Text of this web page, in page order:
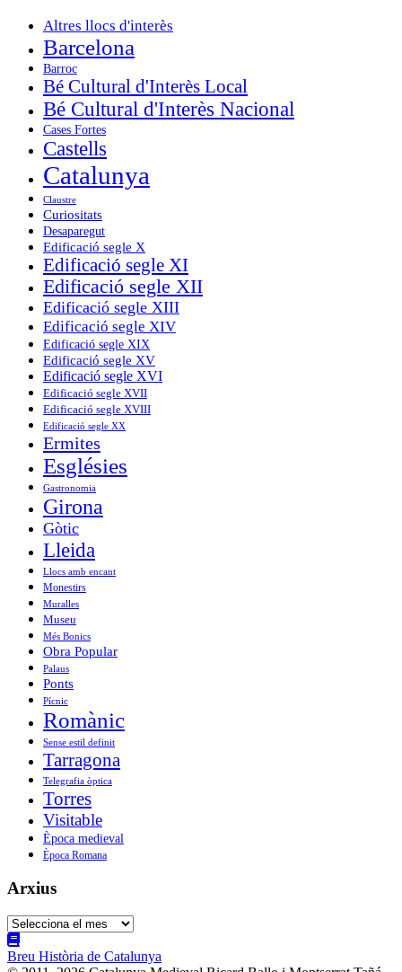
Altres llocs d'interès
Barcelona
Barroc
Bé Cultural d'Interès Local
Bé Cultural d'Interès Nacional
Cases Fortes
Castells
Catalunya
Claustre
Curiositats
Desaparegut
Edificació segle X
Edificació segle XI
Edificació segle XII
Edificació segle XIII
Edificació segle XIV
Edificació segle XIX
Edificació segle XV
Edificació segle XVI
Edificació segle XVII
Edificació segle XVIII
Edificació segle XX
Ermites
Esglésies
Gastronomia
Girona
Gòtic
Lleida
Llocs amb encant
Monestirs
Muralles
Museu
Més Bonics
Obra Popular
Palaus
Ponts
Pícnic
Romànic
Sense estil definit
Tarragona
Telegrafia òptica
Torres
Visitable
Època medieval
Època Romana
Arxius
Arxius
Breu Història de Catalunya